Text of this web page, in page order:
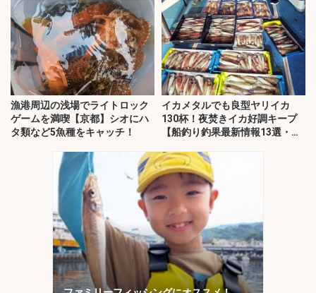
漁港周辺の浅場でライトロック
ゲームを満喫【京都】シオにハ
タ類など5魚種をキャッチ！
イカメタルでも良型ヤリイカ
130杯！夜焚きイカ好調キープ
【船釣り釣果最新情報13選・玄